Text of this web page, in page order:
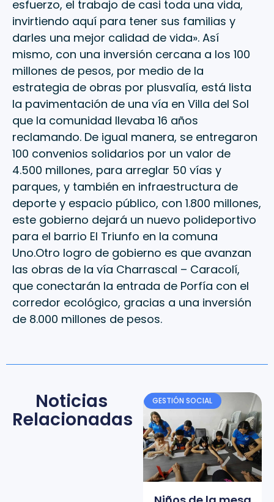
esfuerzo, el trabajo de casi toda una vida,
invirtiendo aquí para tener sus familias y
darles una mejor calidad de vida». Así
mismo, con una inversión cercana a los 100
millones de pesos, por medio de la
estrategia de obras por plusvalía, está lista
la pavimentación de una vía en Villa del Sol
que la comunidad llevaba 16 años
reclamando. De igual manera, se entregaron
100 convenios solidarios por un valor de
4.500 millones, para arreglar 50 vías y
parques, y también en infraestructura de
deporte y espacio público, con 1.800 millones,
este gobierno dejará un nuevo polideportivo
para el barrio El Triunfo en la comuna
Uno.Otro logro de gobierno es que avanzan
las obras de la vía Charrascal – Caracolí,
que conectarán la entrada de Porfía con el
corredor ecológico, gracias a una inversión
de 8.000 millones de pesos.
Noticias
Relacionadas
GESTIÓN SOCIAL